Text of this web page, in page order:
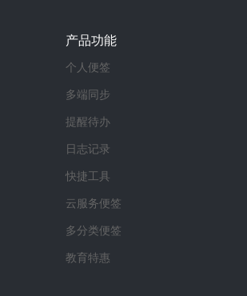
产品功能
个人便签
多端同步
提醒待办
日志记录
快捷工具
云服务便签
多分类便签
教育特惠